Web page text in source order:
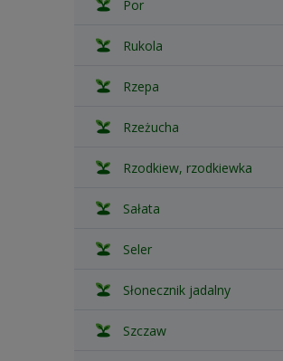
Por
Rukola
Rzepa
Rzeżucha
Rzodkiew, rzodkiewka
Sałata
Seler
Słonecznik jadalny
Szczaw